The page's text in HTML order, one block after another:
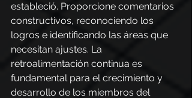
estableció. Proporcione comentarios
constructivos, reconociendo los
logros e identificando las áreas que
necesitan ajustes. La
retroalimentación continua es
fundamental para el crecimiento y
desarrollo de los miembros del